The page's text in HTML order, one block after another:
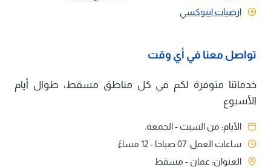
ارضيات ايبوكسي
تواصل معنا في أي وقت
خدماتنا متوفرة لكم في كل مناطق مسقط، طوال أيام
الأسبوع
الأيام: من السبت - الجمعة.
ساعات العمل: 07 صباحا - 12 مساءً.
العنوان: عمان - مسقط